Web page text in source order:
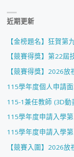
近期更新
【金榜題名】狂賀第
【競賽得獎】第22
【競賽得獎】2026
115學年度個人申請
115-1兼任教師 (3D動
115學年度申請入學
115學年度申請入學
【競賽入圍】2026